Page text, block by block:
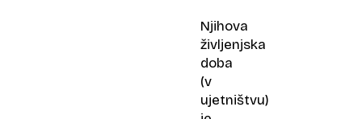
Njihova
življenjska
doba
(v
ujetništvu)